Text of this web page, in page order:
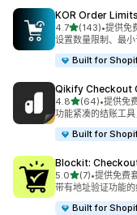
KOR Order
4.7星（满分 5 星）
(143)
总共 143 条评论
•提供免
设置数量限制、最
Built for
Qikify Checkout
4.8星（满分 5 星）
(64)
总共 64 条评论
•提供免
功能紧凑的结账工
Built for
Blockit:
5.0星（满分 5 星）
(7)
总共 7 条评论
•提供免费
带有地址验证功能
Built for